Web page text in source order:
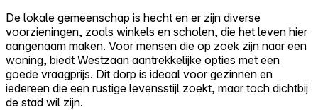
De lokale gemeenschap is hecht en er zijn diverse
voorzieningen, zoals winkels en scholen, die het leven hier
aangenaam maken. Voor mensen die op zoek zijn naar een
woning, biedt Westzaan aantrekkelijke opties met een
goede vraagprijs. Dit dorp is ideaal voor gezinnen en
iedereen die een rustige levensstijl zoekt, maar toch dichtbij
de stad wil zijn.